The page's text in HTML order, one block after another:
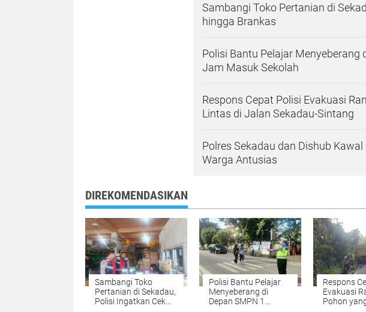
Sambangi Toko Pertanian di
hingga Brankas
Polisi Bantu Pelajar Menyeberang
Jam Masuk Sekolah
Respons Cepat Polisi Evakuasi
Lintas di Jalan Sekadau-Sintang
Polres Sekadau dan Dishub
Warga Antusias
DIREKOMENDASIKAN
Sambangi Toko
Pertanian di Sekadau,
Polisi Ingatkan Cek
Polisi Bantu Pelajar
Menyeberang di
Depan SMPN 1
Respons
Evakuasi
Pohon